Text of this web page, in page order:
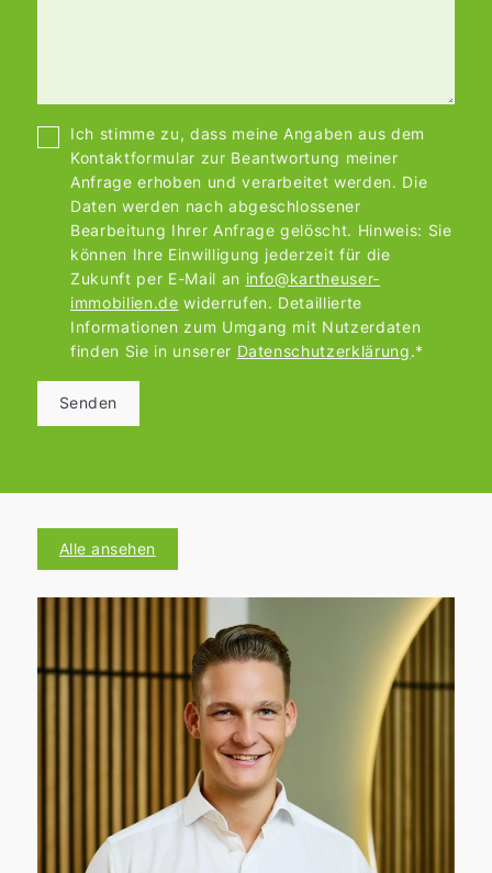
Ich stimme zu, dass meine Angaben aus dem
Kontaktformular zur Beantwortung meiner
Anfrage erhoben und verarbeitet werden. Die
Daten werden nach abgeschlossener
Bearbeitung Ihrer Anfrage gelöscht. Hinweis: Sie
können Ihre Einwilligung jederzeit für die
Zukunft per E-Mail an info@kartheuser-
immobilien.de widerrufen. Detaillierte
Informationen zum Umgang mit Nutzerdaten
finden Sie in unserer Datenschutzerklärung.*
Senden
Alle ansehen